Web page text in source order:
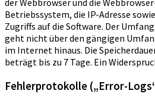
der Webbrowser und die
Betriebssystem, die IP-Adresse
Zugriffs auf die Software. Der
geht nicht über den gängigen
im Internet hinaus. Die
beträgt bis zu 7 Tage. Ein
Fehlerprotokolle („Error-